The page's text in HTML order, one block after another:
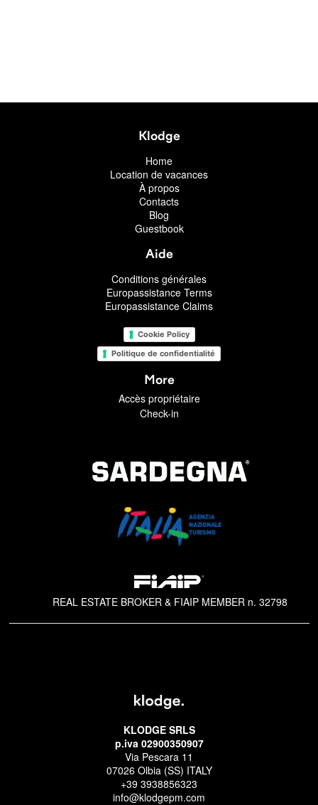
Klodge
Home
Location de vacances
À propos
Contacts
Blog
Guestbook
Aide
Conditions générales
Europassistance Terms
Europassistance Claims
Cookie Policy
Politique de confidentialité
More
Accès propriétaire
Check-in
REAL ESTATE BROKER & FIAIP MEMBER n. 32798
KLODGE SRLS
p.iva 02900350907
Via Pescara 11
07026 Olbia (SS) ITALY
+39 3938856323
info@klodgepm.com